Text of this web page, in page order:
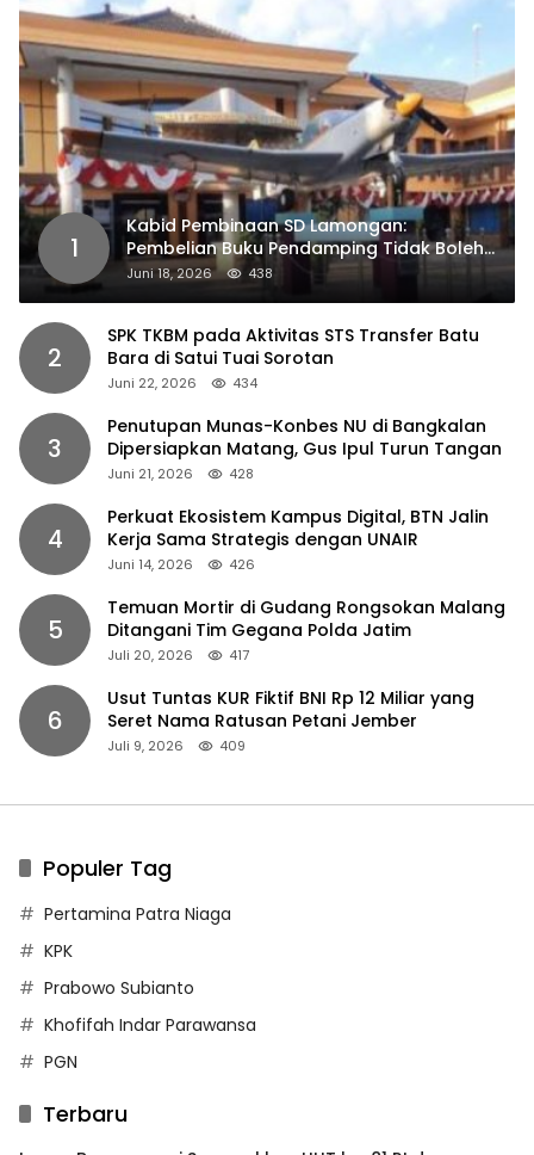
1
Kabid Pembinaan SD Lamongan:
Pembelian Buku Pendamping Tidak Boleh
Dipaksakan
Juni 18, 2026 438
2
SPK TKBM pada Aktivitas STS Transfer Batu
Bara di Satui Tuai Sorotan
Juni 22, 2026 434
3
Penutupan Munas-Konbes NU di Bangkalan
Dipersiapkan Matang, Gus Ipul Turun Tangan
Juni 21, 2026 428
4
Perkuat Ekosistem Kampus Digital, BTN Jalin
Kerja Sama Strategis dengan UNAIR
Juni 14, 2026 426
5
Temuan Mortir di Gudang Rongsokan Malang
Ditangani Tim Gegana Polda Jatim
Juli 20, 2026 417
6
Usut Tuntas KUR Fiktif BNI Rp 12 Miliar yang
Seret Nama Ratusan Petani Jember
Juli 9, 2026 409
Populer Tag
Pertamina Patra Niaga
KPK
Prabowo Subianto
Khofifah Indar Parawansa
PGN
Terbaru